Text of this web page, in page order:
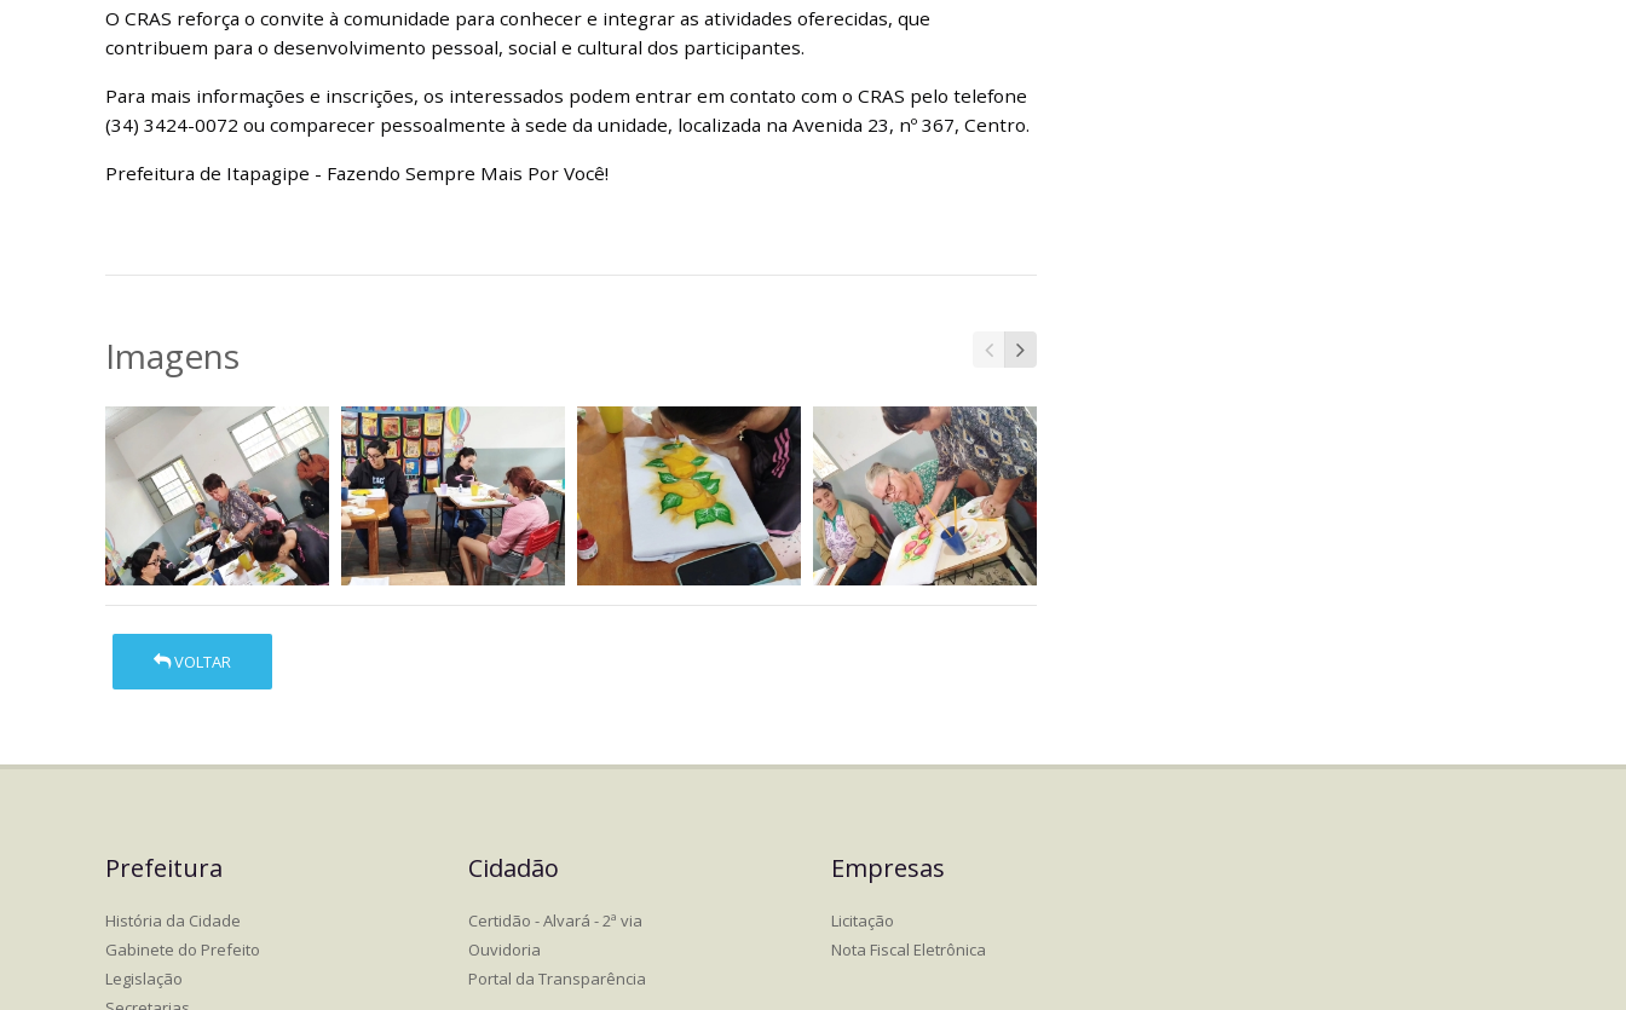
O CRAS reforça o convite à comunidade para conhecer e integrar as atividades oferecidas, que
contribuem para o desenvolvimento pessoal, social e cultural dos participantes.
Para mais informações e inscrições, os interessados podem entrar em contato com o CRAS pelo telefone
(34) 3424-0072 ou comparecer pessoalmente à sede da unidade, localizada na Avenida 23, nº 367, Centro.
Prefeitura de Itapagipe - Fazendo Sempre Mais Por Você!
Imagens
VOLTAR
Prefeitura
História da Cidade
Gabinete do Prefeito
Legislação
Cidadão
Certidão - Alvará - 2ª via
Ouvidoria
Portal da Transparência
Empresas
Licitação
Nota Fiscal Eletrônica